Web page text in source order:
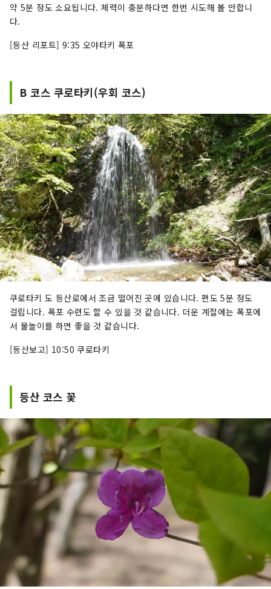
약 5분 정도 소요됩니다. 체력이 충분하다면 한번 시도해 볼 만합니
다.
[등산 리포트] 9:35 오야타키 폭포
B 코스 쿠로타키(우회 코스)
쿠로타키 도 등산로에서 조금 떨어진 곳에 있습니다. 편도 5분 정도
걸립니다. 폭포 수련도 할 수 있을 것 같습니다. 더운 계절에는 폭포에
서 물놀이를 하면 좋을 것 같습니다.
[등산보고] 10:50 쿠로타키
등산 코스 꽃